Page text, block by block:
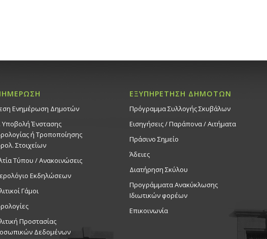
Ενημέρωση Δημοτών
Υποβολή Ένστασης
ή Τροποποίησης
Στοιχείων
Τύπου / Ανακοινώσεις
Εκδηλώσεων
Γάμοι
Προστασίας
Δεδομένων
ΕΞΥΠΗΡΕΤΗΣΗ ΔΗΜΟΤΩΝ
Πρόγραμμα Συλλογής Σκυβάλων
Εισηγήσεις / Παράπονα / Αιτήματα
Πράσινο Σημείο
Άδειες
Διατήρηση Σκύλου
Προγράμματα Ανακύκλωσης
Ιδιωτικών φορέων
Επικοινωνία